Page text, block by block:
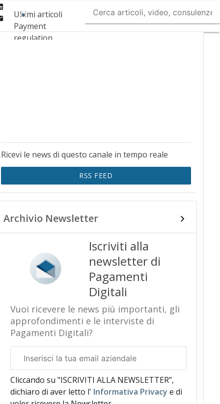
Email
Ultimi articoli
Payment
regulation
Ricevi le news di questo canale in tempo reale
RSS FEED
Archivio Newsletter
Iscriviti alla
newsletter di
Pagamenti
Digitali
Vuoi ricevere le news più importanti, gli
approfondimenti e le interviste di
Pagamenti Digitali?
aziendale
Cliccando su "ISCRIVITI ALLA NEWSLETTER",
dichiaro di aver letto l' Informativa Privacy e di